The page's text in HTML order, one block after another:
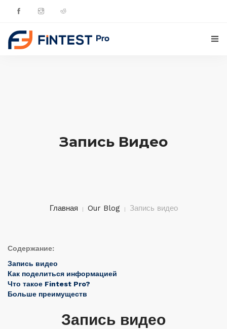
Запись Видео
Главная Our Blog Запись видео
Содержание:
Запись видео
Как поделиться информацией
Что такое Fintest Pro?
Больше преимуществ
Запись видео